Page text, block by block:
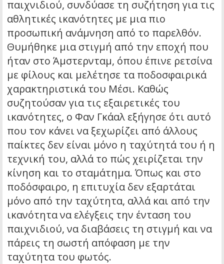
παιχνιδιού, συνδύασε τη συζήτηση για τις
αθλητικές ικανότητες με μια πιο
προσωπική ανάμνηση από το παρελθόν.
Θυμήθηκε μια στιγμή από την εποχή που
ήταν στο Άμστερνταμ, όπου έπινε ρετσίνα
με φίλους και μελέτησε τα ποδοσφαιρικά
χαρακτηριστικά του Μέσι. Καθώς
συζητούσαν για τις εξαιρετικές του
ικανότητες, ο Φαν Γκάαλ εξήγησε ότι αυτό
που τον κάνει να ξεχωρίζει από άλλους
παίκτες δεν είναι μόνο η ταχύτητά του ή η
τεχνική του, αλλά το πώς χειρίζεται την
κίνηση και το σταμάτημα. Όπως και στο
ποδόσφαιρο, η επιτυχία δεν εξαρτάται
μόνο από την ταχύτητα, αλλά και από την
ικανότητα να ελέγξεις την ένταση του
παιχνιδιού, να διαβάσεις τη στιγμή και να
πάρεις τη σωστή απόφαση με την
ταχύτητα του φωτός.